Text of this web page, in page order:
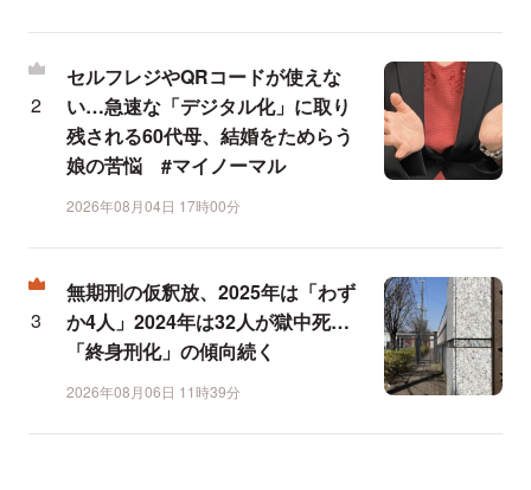
セルフレジやQRコードが使えな
い…急速な「デジタル化」に取り
残される60代母、結婚をためらう
娘の苦悩 #マイノーマル
2026年08月04日 17時00分
無期刑の仮釈放、2025年は「わず
か4人」2024年は32人が獄中死…
「終身刑化」の傾向続く
2026年08月06日 11時39分